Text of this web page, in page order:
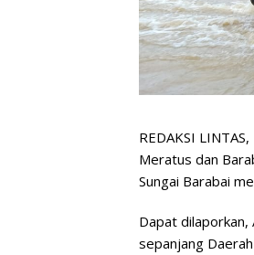
REDAKSI
Meratus dan
Sungai Barabai
Dapat dilaporkan,
sepanjang